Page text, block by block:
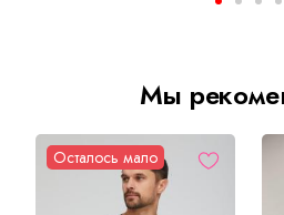
Мы
Осталось мало